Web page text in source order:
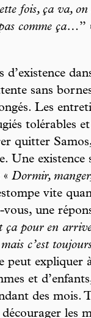
fois, ça va, on
comme ça…’’
sans
Les
tolérables
quitter
Une existence
Dormir,
vite
une
ça pour en
c’est
peut expliquer
et
des mois.
les